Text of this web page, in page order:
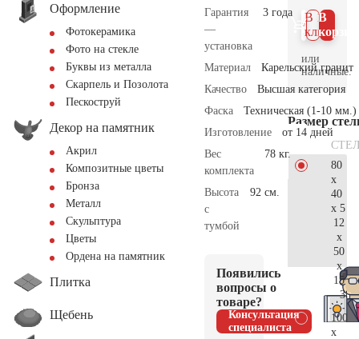
Оформление
Фотокерамика
Фото на стекле
Буквы из металла
Скарпель и Позолота
Пескоструй
Декор на памятник
Акрил
Композитные цветы
Бронза
Металл
Скульптура
Цветы
Ордена на памятник
Плитка
Щебень
Гарантия
—
установка
3 года
Материал
Карельский гранит
Качество
Высшая категория
Фаска
Техническая (1-10 мм.)
Изготовление
от 14 дней
Вес
комплекта
78 кг.
Высота
с
тумбой
92 см.
Появились
вопросы о
товаре?
Консультация
специалиста
В
В 1
клик
или
наличные.
Размер
80
x
40
x 5
12
x
50
x
15
100
x